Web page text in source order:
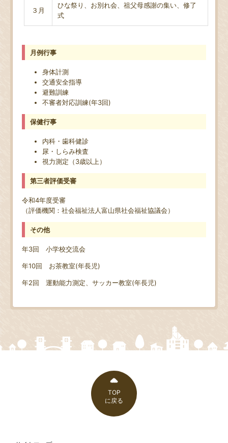
３月
ひな祭り、お別れ会、祖父母感謝の集い、修了
式
月例行事
身体計測
交通安全指導
避難訓練
不審者対応訓練(年3回)
保健行事
内科・歯科健診
尿・しらみ検査
視力測定（3歳以上）
第三者評価受審
令和4年度受審
（評価機関：社会福祉法人富山県社会福祉協議会）
その他
年3回 小学校交流会
年10回 お茶教室(年長児)
年2回 運動能力測定、サッカー教室(年長児)
TOP
に戻る